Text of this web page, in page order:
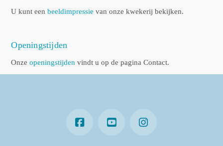
U kunt eenbeeldimpressie van onze kwekerij bekijken.
Openingstijden
Onzeopeningstijden vindt u op de pagina Contact.